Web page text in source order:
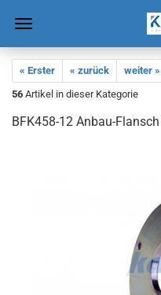
« Erster « zurück weiter »
56 Artikel in dieser Kategorie
BFK458-​12 Anbau-​Flansch